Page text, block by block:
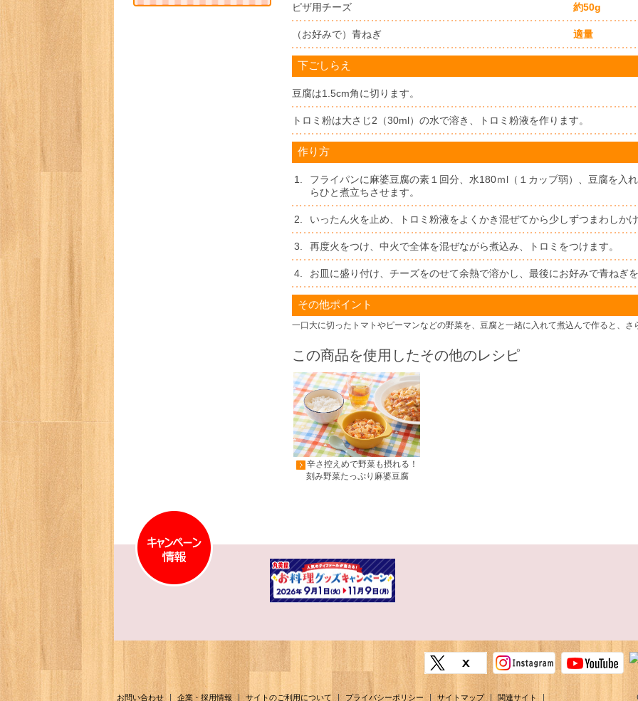
ピザ用チーズ 約50g
（お好みで）青ねぎ 適量
下ごしらえ
豆腐は1.5cm角に切ります。
トロミ粉は大さじ2（30ml）の水で溶き、トロミ粉液を作ります。
作り方
1.
フライパンに麻婆豆腐の素１回分、水180ｍl（１カップ弱）、豆腐を入
らひと煮立ちさせます。
2. いったん火を止め、トロミ粉液をよくかき混ぜてから少しずつまわしか
3. 再度火をつけ、中火で全体を混ぜながら煮込み、トロミをつけます。
4. お皿に盛り付け、チーズをのせて余熱で溶かし、最後にお好みで青ねぎ
その他ポイント
一口大に切ったトマトやピーマンなどの野菜を、豆腐と一緒に入れて煮込んで作ると、
この商品を使用したその他のレシピ
辛さ控えめで野菜も摂れる！
刻み野菜たっぷり麻婆豆腐
お問い合わせ 企業・採用情報 サイトのご利用について プライバシーポリシー サイトマップ 関連サイト